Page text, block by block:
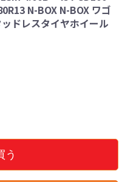
N-BOX N-BOX ワゴ
ドレスタイヤホイール
う